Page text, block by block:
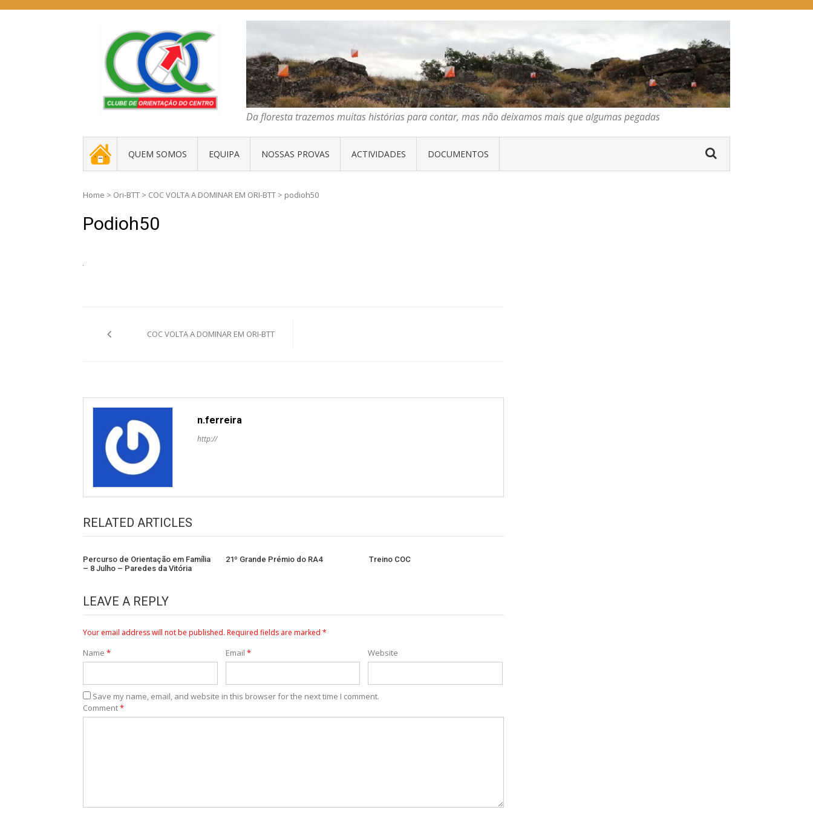
COC – CLUBE DE ORIENTAÇÃO DO CENTRO
Da floresta trazemos muitas histórias para contar, mas não deixamos mais que algumas pegadas
Da floresta trazemos muitas histórias para contar, mas não deixamos mais que algumas pegadas
. _ . QUEM SOMOS EQUIPA NOSSAS PROVAS ACTIVIDADES DOCUMENTOS
Home > Ori-BTT > COC VOLTA A DOMINAR EM ORI-BTT > podioh50
Podioh50
navigationCOC VOLTA A DOMINAR EM ORI-BTT
n.ferreira
http://
RELATED ARTICLES
Percurso de Orientação em Família
– 8 Julho – Paredes da Vitória
21º Grande Prémio do RA4 Treino COC
LEAVE A REPLY
Your email address will not be published. Required fields are marked *
Name * Email * Website
Save my name, email, and website in this browser for the next time I comment.
Comment*